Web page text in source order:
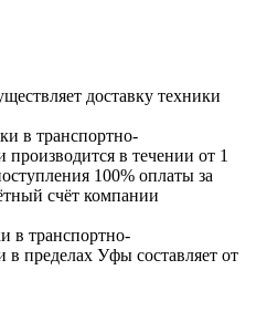
доставку техники
в транспортно-
в течении от 1
100% оплаты за
счёт компании
в транспортно-
пределах Уфы составляет от